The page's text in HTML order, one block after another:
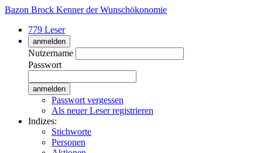
Bazon Brock Kenner der Wunschökonomie
779 Leser
anmelden
Nutzername
Passwort
Passwort vergessen
Als neuer Leser registrieren
Indizes:
Stichworte
Personen